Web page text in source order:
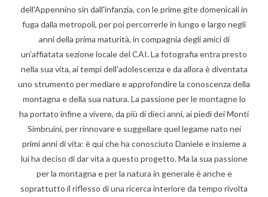
dell'Appennino sin dall'infanzia, con le prime gite domenicali in
fuga dalla metropoli, per poi percorrerle in lungo e largo negli
anni della prima maturità, in compagnia degli amici di
un'affiatata sezione locale del CAI. La fotografia entra presto
nella sua vita, ai tempi dell'adolescenza e da allora è diventata
uno strumento per mediare e approfondire la conoscenza della
montagna e della sua natura. La passione per le montagne lo
ha portato infine a vivere, da più di dieci anni, ai piedi dei Monti
Simbruini, per rinnovare e suggellare quel legame nato nei
primi anni di vita: è qui che ha conosciuto Daniele e insieme a
lui ha deciso di dar vita a questo progetto. Ma la sua passione
per la montagna e per la natura in generale è anche e
soprattutto il riflesso di una ricerca interiore da tempo rivolta